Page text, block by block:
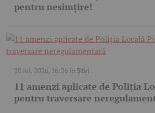
pentru nesimțire!
20 iul. 2026, 16:26în Știri
11 amenzi aplicate de Poliția
pentru traversare